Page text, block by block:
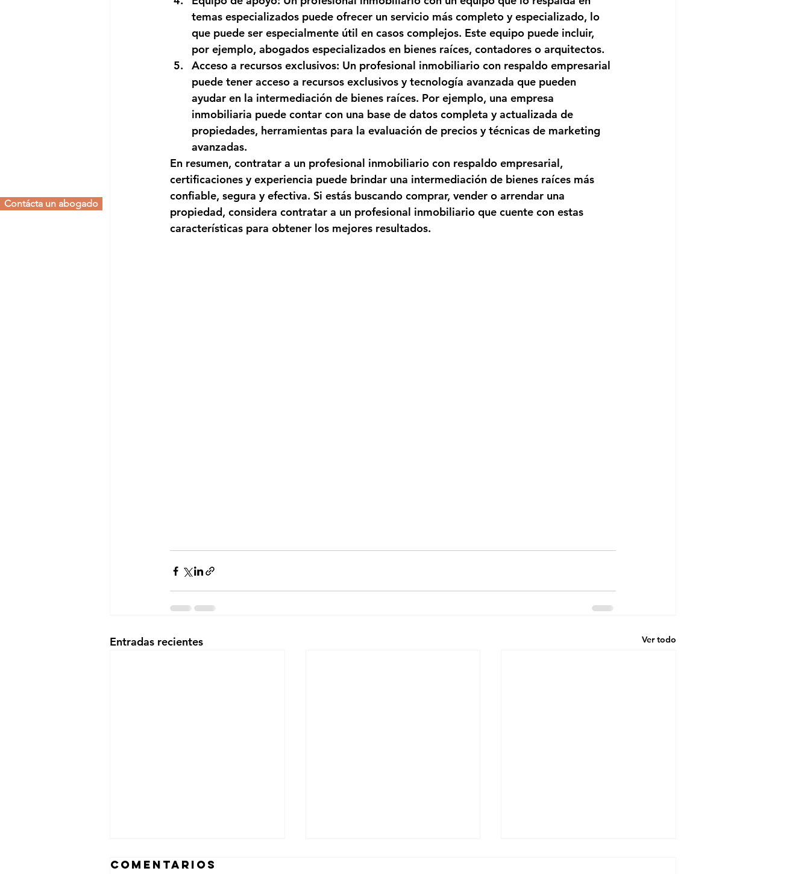
Contácta un abogado
temas especializados puede ofrecer un servicio más completo y especializado, lo
que puede ser especialmente útil en casos complejos. Este equipo puede incluir,
por ejemplo, abogados especializados en bienes raíces, contadores o arquitectos.
Acceso a recursos exclusivos: Un profesional inmobiliario con respaldo empresarial
puede tener acceso a recursos exclusivos y tecnología avanzada que pueden
ayudar en la intermediación de bienes raíces. Por ejemplo, una empresa
inmobiliaria puede contar con una base de datos completa y actualizada de
propiedades, herramientas para la evaluación de precios y técnicas de marketing
avanzadas.
En resumen, contratar a un profesional inmobiliario con respaldo empresarial,
certificaciones y experiencia puede brindar una intermediación de bienes raíces más
confiable, segura y efectiva. Si estás buscando comprar, vender o arrendar una
propiedad, considera contratar a un profesional inmobiliario que cuente con estas
características para obtener los mejores resultados.
Entradas recientes Ver todo
Comentarios